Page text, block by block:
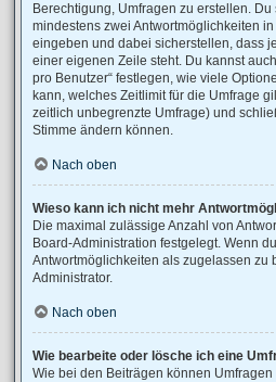
Berechtigung, Umfragen zu erstellen.
mindestens zwei Antwortmöglichkeiten
eingeben und dabei sicherstellen, dass
einer eigenen Zeile steht. Du kannst
pro Benutzer“ festlegen, wie viele
kann, welches Zeitlimit für die Umfrage
zeitlich unbegrenzte Umfrage) und
Stimme ändern können.
Nach oben
Wieso kann ich nicht mehr
Die maximal zulässige Anzahl von
Board-Administration festgelegt. Wenn
Antwortmöglichkeiten als zugelassen zu
Administrator.
Nach oben
Wie bearbeite oder lösche ich eine
Wie bei den Beiträgen können